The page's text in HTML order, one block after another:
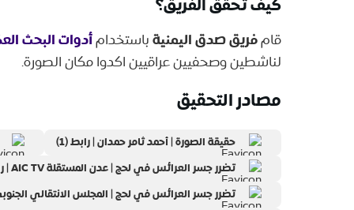
قامفريق صدق اليمنيةباستخدامأدوات البحث
لناشطين وصحفيين عراقيين اكدوا مكان الصورة.
مصادر التحقيق
حقيقة الصورة | ‎أحمد ثامر حمدان‎ | رابط (1)
تضرر جسر العرائس في لحج | ‎عدن المستقلة AIC TV | رابط (1)
تضرر جسر العرائس في لحج | المجلس الانتقالي